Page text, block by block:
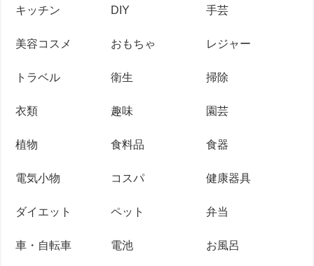
キッチン DIY 手芸
美容コスメ おもちゃ レジャー
トラベル 衛生 掃除
衣類 趣味 園芸
植物 食料品 食器
電気小物 コスパ 健康器具
ダイエット ペット 弁当
車・自転車 電池 お風呂